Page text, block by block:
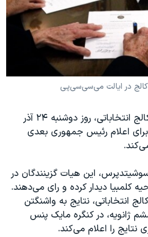
۲۰۲۴
به اسرائیل
رهبری ایران
کالج در ایالت می‌سی‌سی‌پی
مجمع گزینندگان یا کالج انتخاباتی، روز دوشنبه ۲۴ آذر
اعلام رئیس جمهوری بعدی
این هیات گزینندگان در
و ناحیه کلمبیا دیدار کرده و رای می‌دهند.
انتخاباتی، نتایج به واشنگتن
ژانویه، در کنگره مایک پنس
را اعلام می‌کند.